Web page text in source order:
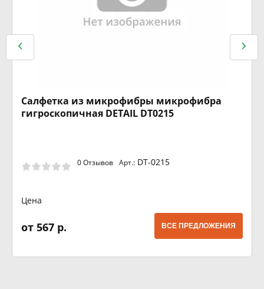
Салфетка из микрофибры микрофибра
гигроскопичная DETAIL DT0215
0 Отзывов Арт.: DT-0215
Цена
от 567 р. ВСЕ ПРЕДЛОЖЕНИЯ